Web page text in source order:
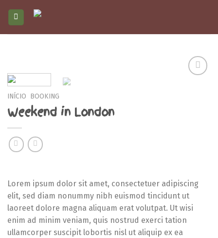
INÍCIO BOOKING
Weekend in London
Lorem ipsum dolor sit amet, consectetuer adipiscing
elit, sed diam nonummy nibh euismod tincidunt ut
laoreet dolore magna aliquam erat volutpat. Ut wisi
enim ad minim veniam, quis nostrud exerci tation
ullamcorper suscipit lobortis nisl ut aliquip ex ea